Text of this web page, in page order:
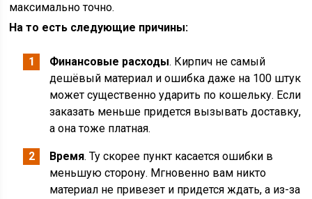
максимально точно.
На то есть следующие причины:
Финансовые расходы. Кирпич не самый
дешёвый материал и ошибка даже на 100 штук
может существенно ударить по кошельку. Если
заказать меньше придется вызывать доставку,
а она тоже платная.
Время. Ту скорее пункт касается ошибки в
меньшую сторону. Мгновенно вам никто
материал не привезет и придется ждать, а из-за